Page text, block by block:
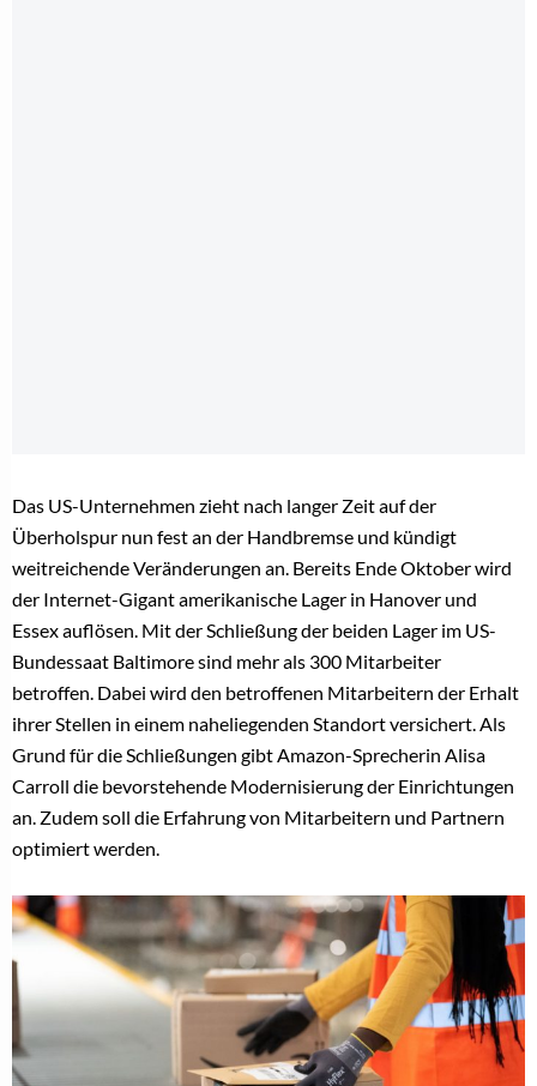
Das US-Unternehmen zieht nach langer Zeit auf der
Überholspur nun fest an der Handbremse und kündigt
weitreichende Veränderungen an. Bereits Ende Oktober wird
der Internet-Gigant amerikanische Lager in Hanover und
Essex auflösen. Mit der Schließung der beiden Lager im US-
Bundessaat Baltimore sind mehr als 300 Mitarbeiter
betroffen. Dabei wird den betroffenen Mitarbeitern der Erhalt
ihrer Stellen in einem naheliegenden Standort versichert. Als
Grund für die Schließungen gibt Amazon-Sprecherin Alisa
Carroll die bevorstehende Modernisierung der Einrichtungen
an. Zudem soll die Erfahrung von Mitarbeitern und Partnern
optimiert werden.